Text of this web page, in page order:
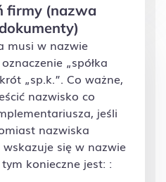
firmy (nazwa
musi w nazwie
„spółka
„sp.k.”. Co ważne,
nazwisko co
jeśli
nazwiska
się w nazwie
konieczne jest: :